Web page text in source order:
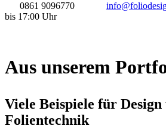
0861 9096770
bis 17:00 Uhr
Aus unserem
Viele Beispiele für Design
Folientechnik